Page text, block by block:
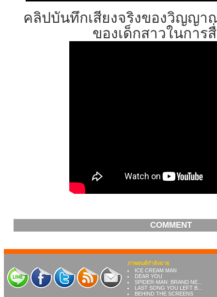
คลิปบันทึกเสียงจริงของวิญญา
ของเด็กสาวในการ
COMMENT
ภาพยนต์กำลังฉาย
ICE CREAM MAN
DEAR YOU
SPIDER-MAN: BRAND NE...
LAST SONG YOU LEFT B...
BEHIND THE SCREENS